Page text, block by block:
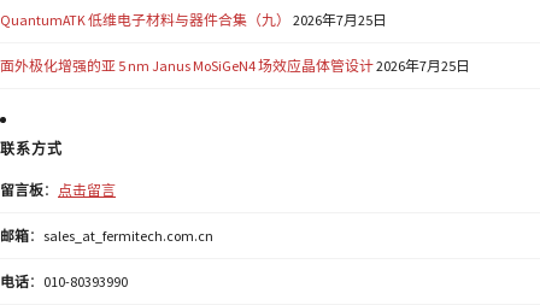
QuantumATK 低维电子材料与器件合集（九） 2026年7月25日
面外极化增强的亚 5 nm Janus MoSiGeN4 场效应晶体管设计2026年7月25日
联系方式
留言板： 点击留言
邮箱：sales_at_fermitech.com.cn
电话：010-80393990